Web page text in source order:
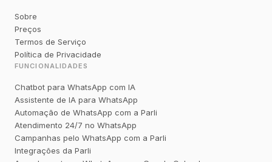
Sobre
Preços
Termos de Serviço
Política de Privacidade
FUNCIONALIDADES
Chatbot para WhatsApp com IA
Assistente de IA para WhatsApp
Automação de WhatsApp com a Parli
Atendimento 24/7 no WhatsApp
Campanhas pelo WhatsApp com a Parli
Integrações da Parli